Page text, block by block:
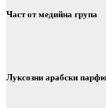
Част от медийна група
Луксозни арабски